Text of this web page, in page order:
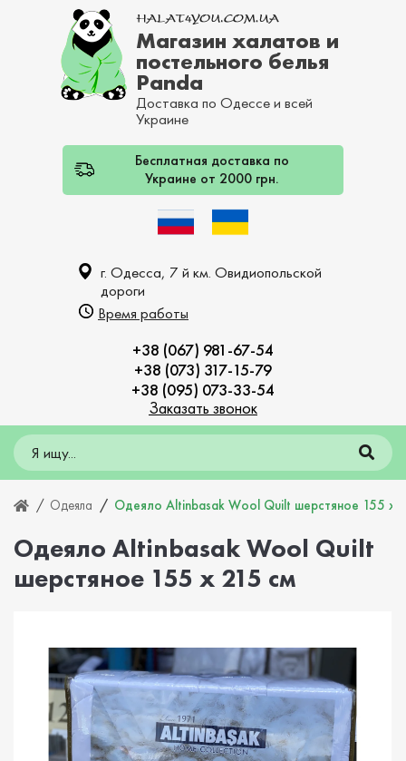
Магазин халатов и
постельного белья
Panda
Доставка по Одессе и всей
Украине
Бесплатная доставка по
Украине от 2000 грн.
г. Одесса, 7 й км. Овидиопольской
дороги
Время работы
+38 (067) 981-67-54
+38 (073) 317-15-79
+38 (095) 073-33-54
Заказать звонок
Одеяла Одеяло Altinbasak Wool Quilt шерстяное 155 х
Одеяло Altinbasak Wool Quilt
шерстяное 155 х 215 см